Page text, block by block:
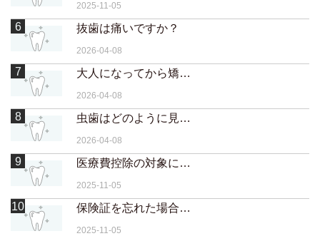
2025-11-05
6 抜歯は痛いですか？
2026-04-08
7 大人になってから矯正するメリットは？
2026-04-08
8 虫歯はどのように見つけられますか？
2026-04-08
9 医療費控除の対象になりますか？
2025-11-05
10 保険証を忘れた場合はどうなりますか？
2025-11-05